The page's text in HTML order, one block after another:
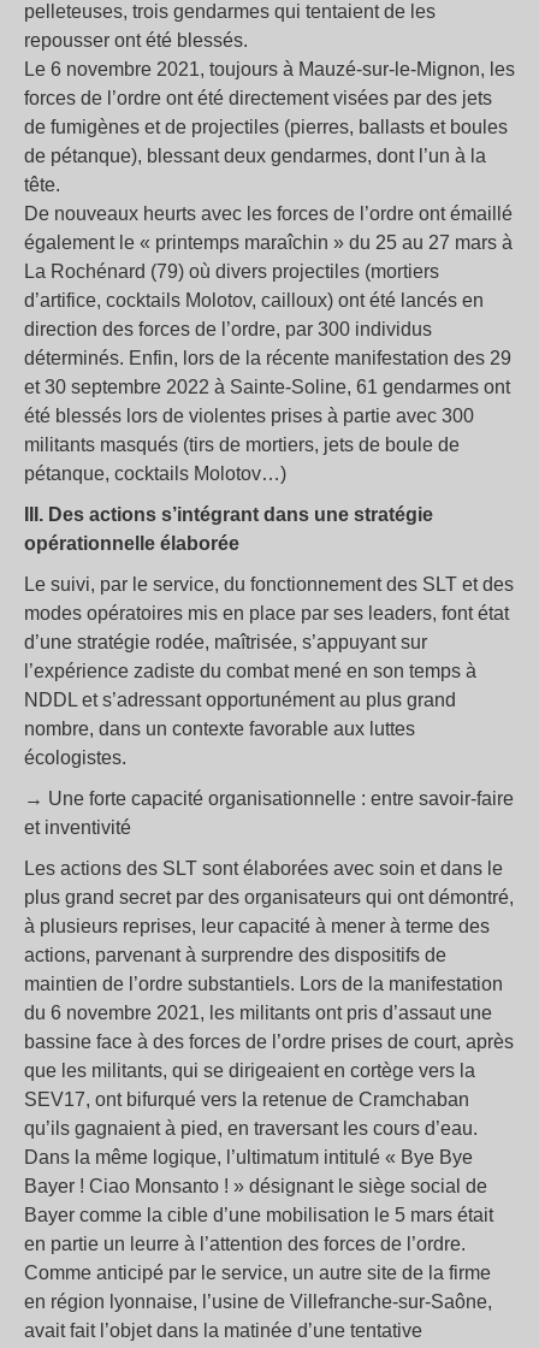
pelleteuses, trois gendarmes qui tentaient de les
repousser ont été blessés.
Le 6 novembre 2021, toujours à Mauzé-sur-le-Mignon, les
forces de l’ordre ont été directement visées par des jets
de fumigènes et de projectiles (pierres, ballasts et boules
de pétanque), blessant deux gendarmes, dont l’un à la
tête.
De nouveaux heurts avec les forces de l’ordre ont émaillé
également le « printemps maraîchin » du 25 au 27 mars à
La Rochénard (79) où divers projectiles (mortiers
d’artifice, cocktails Molotov, cailloux) ont été lancés en
direction des forces de l’ordre, par 300 individus
déterminés. Enfin, lors de la récente manifestation des 29
et 30 septembre 2022 à Sainte-Soline, 61 gendarmes ont
été blessés lors de violentes prises à partie avec 300
militants masqués (tirs de mortiers, jets de boule de
pétanque, cocktails Molotov…)
III. Des actions s’intégrant dans une stratégie
opérationnelle élaborée
Le suivi, par le service, du fonctionnement des SLT et des
modes opératoires mis en place par ses leaders, font état
d’une stratégie rodée, maîtrisée, s’appuyant sur
l’expérience zadiste du combat mené en son temps à
NDDL et s’adressant opportunément au plus grand
nombre, dans un contexte favorable aux luttes
écologistes.
→ Une forte capacité organisationnelle : entre savoir-faire
et inventivité
Les actions des SLT sont élaborées avec soin et dans le
plus grand secret par des organisateurs qui ont démontré,
à plusieurs reprises, leur capacité à mener à terme des
actions, parvenant à surprendre des dispositifs de
maintien de l’ordre substantiels. Lors de la manifestation
du 6 novembre 2021, les militants ont pris d’assaut une
bassine face à des forces de l’ordre prises de court, après
que les militants, qui se dirigeaient en cortège vers la
SEV17, ont bifurqué vers la retenue de Cramchaban
qu’ils gagnaient à pied, en traversant les cours d’eau.
Dans la même logique, l’ultimatum intitulé « Bye Bye
Bayer ! Ciao Monsanto ! » désignant le siège social de
Bayer comme la cible d’une mobilisation le 5 mars était
en partie un leurre à l’attention des forces de l’ordre.
Comme anticipé par le service, un autre site de la firme
en région lyonnaise, l’usine de Villefranche-sur-Saône,
avait fait l’objet dans la matinée d’une tentative